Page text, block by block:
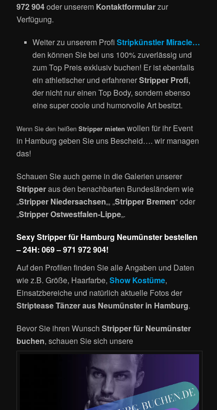
972 904oder unserem Kontaktformularzur
Verfügung.
Weiter zu unserem Profi Stripkünstler Miracle…
den können Sie bei uns 100% zuverlässig und
zum Top Preis exklusiv buchen! Er ist ebenfalls
ein athletischer und erfahrenerStripper Profi,
der nicht nur einen Top Body, sondern ebenso
eine super coole und humorvolle Art besitzt.
Wenn Sie den heißenStripper mieten wollen für ihr Event
in Hamburg geben Sie uns Bescheid…. wir managen
das!
Schauen Sie auch gerne in die Galerien unserer
Stripperaus den benachbarten Bundesländern wie
„Stripper Niedersachsen„, „Stripper Bremen“ oder
„Stripper Ostwestfalen-Lippe„.
Sexy Stripper für Hamburg Neumünster bestellen
– 24H: 069 – 971 972 904!
Auf den Profilen finden Sie alle Angaben und Daten
wie z.B. Größe, Haarfarbe,Show Kostüme,
Einsatzbereiche und natürlich aktuelle Fotos der
Striptease Tänzer aus Neumünster in Hamburg.
Bevor Sie ihren WunschStripper für Neumünster
buchen, schauen Sie sich unsere